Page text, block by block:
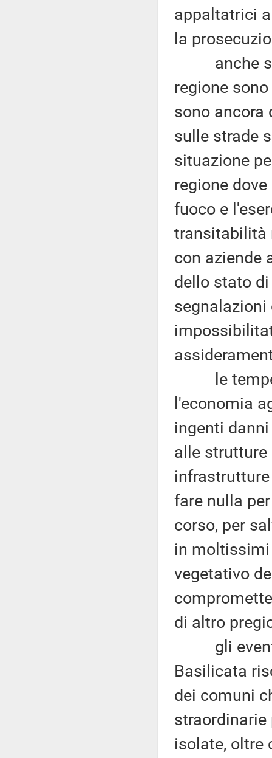
appaltatrici
la
anche se
regione
sono ancora
sulle strade
situazione
regione
fuoco e
transitabilità
con aziende
dello stato di
le
l'economia
ingenti
alle
fare nulla
corso, per
in
vegetativo
di altro
gli eventi
Basilicata
dei comuni
straordinarie
isolate, oltre